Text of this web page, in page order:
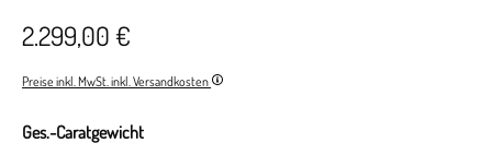
2.299,00 €
Preise inkl. MwSt. inkl. Versandkosten
Ges.-Caratgewicht